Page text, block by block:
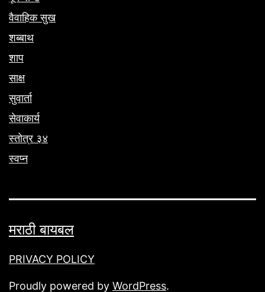
वैवाहिक सुख
शब्बाथ
शाप
साक्ष
सुवार्ता
सेवाकार्य
स्तोत्र ३४
स्वप्न
मराठी बायबल
PRIVACY POLICY
Proudly powered by WordPress.